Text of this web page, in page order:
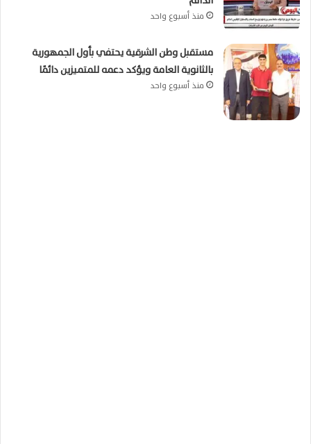
منذ أسبوع واحد
مستقبل وطن الشرقية يحتفي بأول الجمهورية
بالثانوية العامة ويؤكد دعمه للمتميزين دائمًا
منذ أسبوع واحد